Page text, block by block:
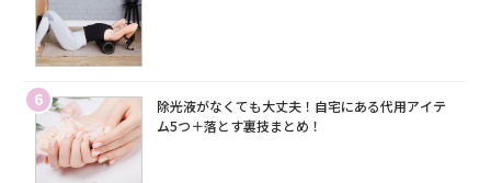
6
除光液がなくても大丈夫！自宅にある代用アイテ
ム5つ＋落とす裏技まとめ！